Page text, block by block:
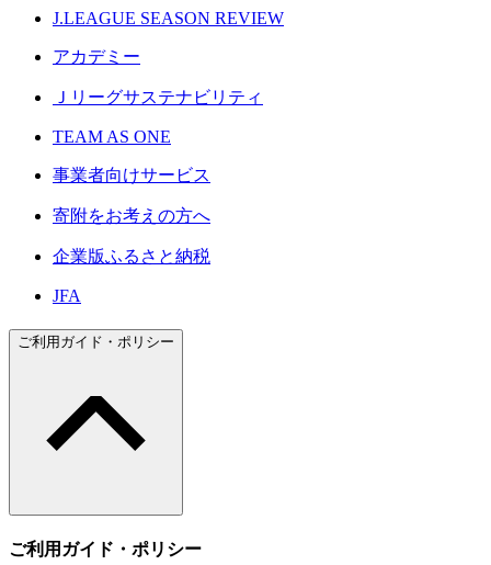
J.LEAGUE SEASON REVIEW
アカデミー
Ｊリーグサステナビリティ
TEAM AS ONE
事業者向けサービス
寄附をお考えの方へ
企業版ふるさと納税
JFA
ご利用ガイド・ポリシー
ご利用ガイド・ポリシー